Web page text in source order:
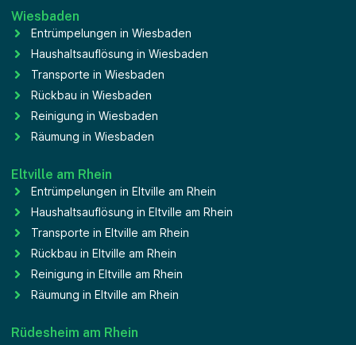
Wiesbaden
Entrümpelungen in Wiesbaden
Haushaltsauflösung in Wiesbaden
Transporte in Wiesbaden
Rückbau in Wiesbaden
Reinigung in Wiesbaden
Räumung in Wiesbaden
Eltville am Rhein
Entrümpelungen in Eltville am Rhein
Haushaltsauflösung in Eltville am Rhein
Transporte in Eltville am Rhein
Rückbau in Eltville am Rhein
Reinigung in Eltville am Rhein
Räumung in Eltville am Rhein
Rüdesheim am Rhein